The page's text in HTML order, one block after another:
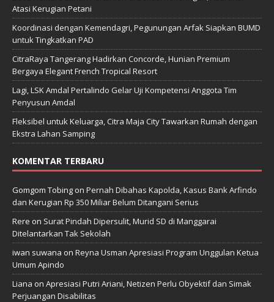
Atasi Kerugian Petani
Koordinasi dengan Kemendagri, Pegunungan Arfak Siapkan BUMD
untuk Tingkatkan PAD
CitraRaya Tangerang Hadirkan Concorde, Hunian Premium
Bergaya Elegant French Tropical Resort
Lagi, LSK Amdal Pertalindo Gelar Uji Kompetensi Anggota Tim
Penyusun Amdal
Fleksibel untuk Keluarga, Citra Maja City Tawarkan Rumah dengan
Ekstra Lahan Samping
KOMENTAR TERBARU
Gomgom Tobing on Pernah Dibahas Kapolda, Kasus Bank Arfindo
dan Kerugian Rp 350 Miliar Belum Ditangani Serius
Rere on Surat Pindah Dipersulit, Murid SD di Manggarai
Ditelantarkan Tak Sekolah
iwan suwana on Reyna Usman Apresiasi Program Unggulan Ketua
Umum Apindo
Liana on Apresiasi Putri Ariani, Netizen Perlu Obyektif dan Simak
Perjuangan Disabilitas